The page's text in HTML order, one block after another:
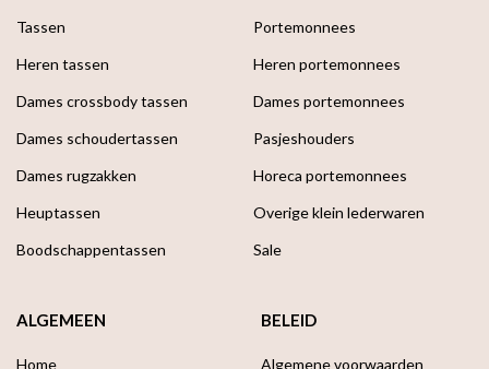
ALGEMEEN
Home
Tassen
Heren tassen
Dames crossbody tassen
Dames schoudertassen
Dames rugzakken
Heuptassen
Boodschappen­tassen
Portemonnees
Heren portemonnees
Dames portemonnees
Pasjeshouders
Horeca portemonnees
Overige klein lederwaren
Sale
BELEID
Algemene voorwaarden